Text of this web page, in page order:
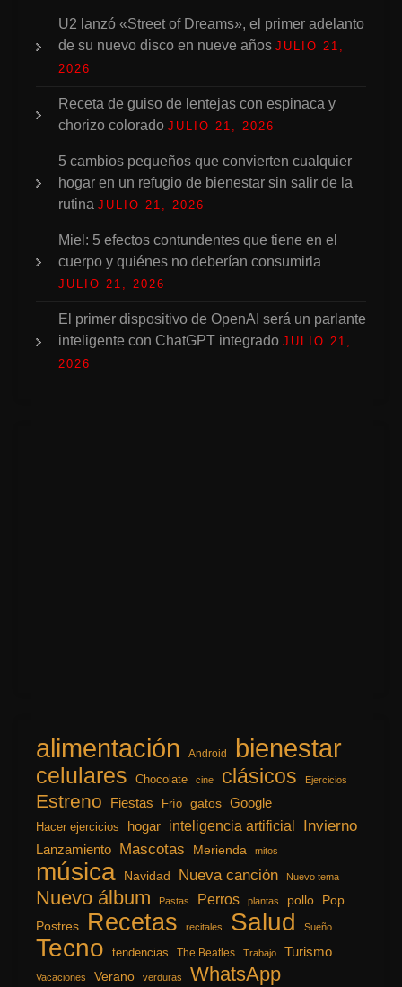
U2 lanzó «Street of Dreams», el primer adelanto
de su nuevo disco en nueve años JULIO 21,
2026
Receta de guiso de lentejas con espinaca y
chorizo colorado JULIO 21, 2026
5 cambios pequeños que convierten cualquier
hogar en un refugio de bienestar sin salir de la
rutina JULIO 21, 2026
Miel: 5 efectos contundentes que tiene en el
cuerpo y quiénes no deberían consumirla
JULIO 21, 2026
El primer dispositivo de OpenAI será un parlante
inteligente con ChatGPT integrado JULIO 21,
2026
alimentación Android bienestar
celulares Chocolate cine clásicos Ejercicios
Estreno Fiestas Frío gatos Google
Hacer ejercicios hogar inteligencia artificial Invierno
Lanzamiento Mascotas Merienda mitos
música Navidad Nueva canción Nuevo tema
Nuevo álbum Pastas Perros plantas pollo
Pop
Postres
Recetas recitales Salud Sueño
Tecno tendencias The Beatles Trabajo Turismo
Vacaciones Verano verduras WhatsApp